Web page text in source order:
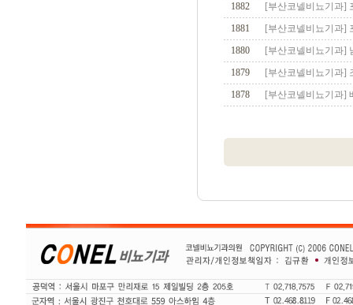
1882
[부산코넬비뇨기과]
1881
[부산코넬비뇨기과]
1880
[부산코넬비뇨기과]
1879
[부산코넬비뇨기과]
1878
[부산코넬비뇨기과]